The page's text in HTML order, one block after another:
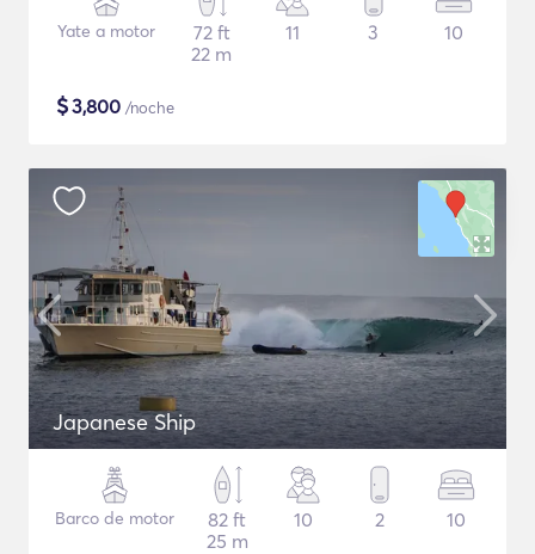
Yate a motor
72 ft
22 m
11 3 10
$3,800 /noche
Japanese Ship
Barco de motor
82 ft
25 m
10 2 10